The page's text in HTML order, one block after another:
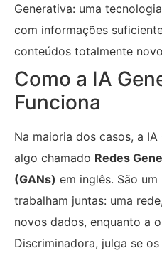
Generativa: uma
com informações
conteúdos totalmente
Como a IA
Funciona
Na maioria dos casos, a
algo chamado Redes
(GANs) em inglês. São
trabalham juntas: uma
novos dados, enquanto a
Discriminadora, julga se